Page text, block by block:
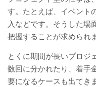
す。たとえば、イベント
入などです。そうした場
把握することが求められま
とくに期間が長いプロジ
数回に分かれたり、着手
要になるケースも出てき